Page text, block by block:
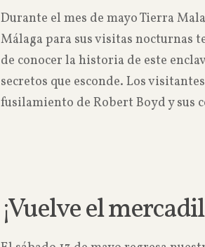
Durante el mes de mayo Tierra
Málaga para sus visitas nocturnas
de conocer la historia de este
secretos que esconde. Los
fusilamiento de Robert Boyd y sus
¡Vuelve el